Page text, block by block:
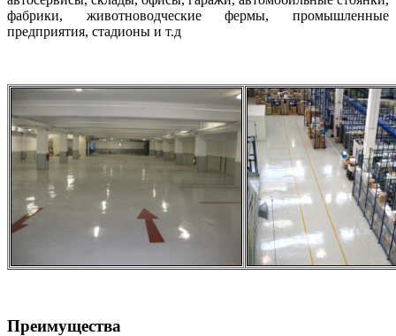
фабрики, животноводческие фермы, промышленные
предприятия, стадионы и т.д
Преимущества